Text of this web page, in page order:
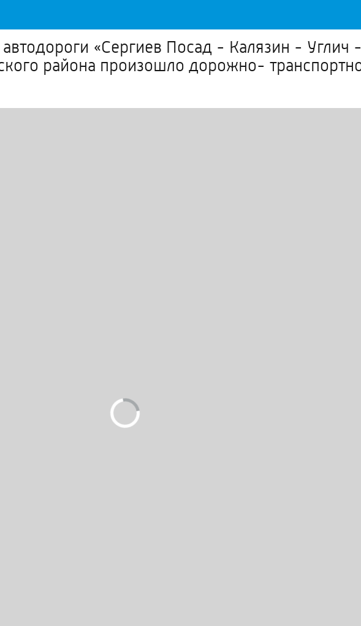
«Сергиев Посад - Калязин - Углич
района произошло дорожно-